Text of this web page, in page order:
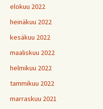
elokuu 2022
heinäkuu 2022
kesäkuu 2022
maaliskuu 2022
helmikuu 2022
tammikuu 2022
marraskuu 2021